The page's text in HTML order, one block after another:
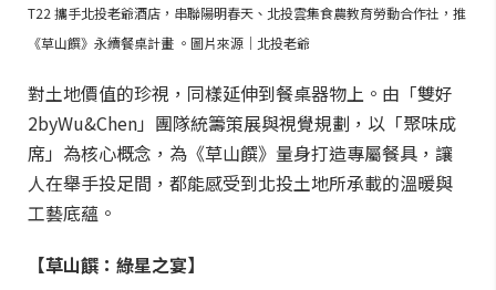
T22 攜手北投老爺酒店，串聯陽明春天、北投雲集食農教育勞動合作社，推
《草山饌》永續餐桌計畫 。圖片來源｜北投老爺
對土地價值的珍視，同樣延伸到餐桌器物上。由「雙好
2byWu&Chen」團隊統籌策展與視覺規劃，以「聚味成
席」為核心概念，為《草山饌》量身打造專屬餐具，讓
人在舉手投足間，都能感受到北投土地所承載的溫暖與
工藝底蘊。
【草山饌：綠星之宴】